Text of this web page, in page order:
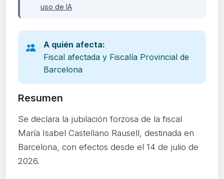
uso de IA
A quién afecta:
Fiscal afectada y Fiscalía Provincial de
Barcelona
Resumen
Se declara la jubilación forzosa de la fiscal
María Isabel Castellano Rausell, destinada en
Barcelona, con efectos desde el 14 de julio de
2026.